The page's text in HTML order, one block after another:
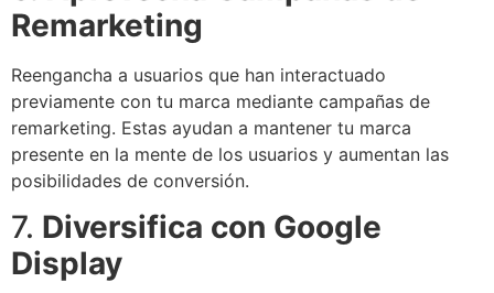
Remarketing
Reengancha a usuarios que han interactuado
previamente con tu marca mediante campañas de
remarketing. Estas ayudan a mantener tu marca
presente en la mente de los usuarios y aumentan las
posibilidades de conversión.
7. Diversifica con Google
Display